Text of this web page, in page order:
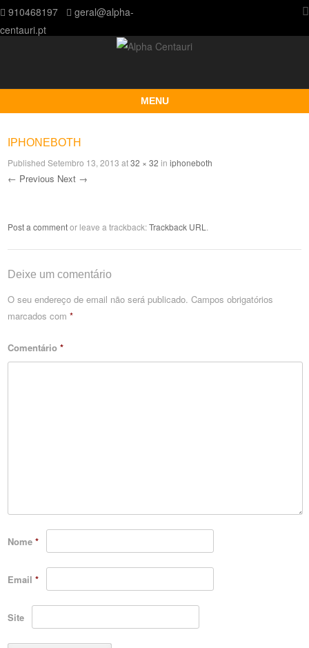
910468197
geral@alpha-
centauri.pt
MENU
IPHONEBOTH
PublishedSetembro 13, 2013 at32 × 32 iniphoneboth
← Previous Next →
Post a commentor leave a trackback:Trackback URL
Deixe um comentário
O seu endereço de email não será publicado. Campos obrigatórios
marcados com*
Comentário*
Nome*
Email*
Site